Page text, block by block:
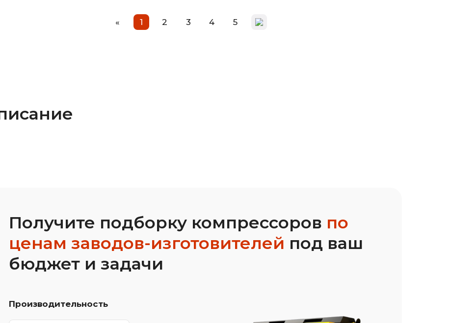
« 1 2 3 4 5
Получите подборку компрессоров по
ценам заводов-изготовителей под ваш
бюджет и задачи
Производительность